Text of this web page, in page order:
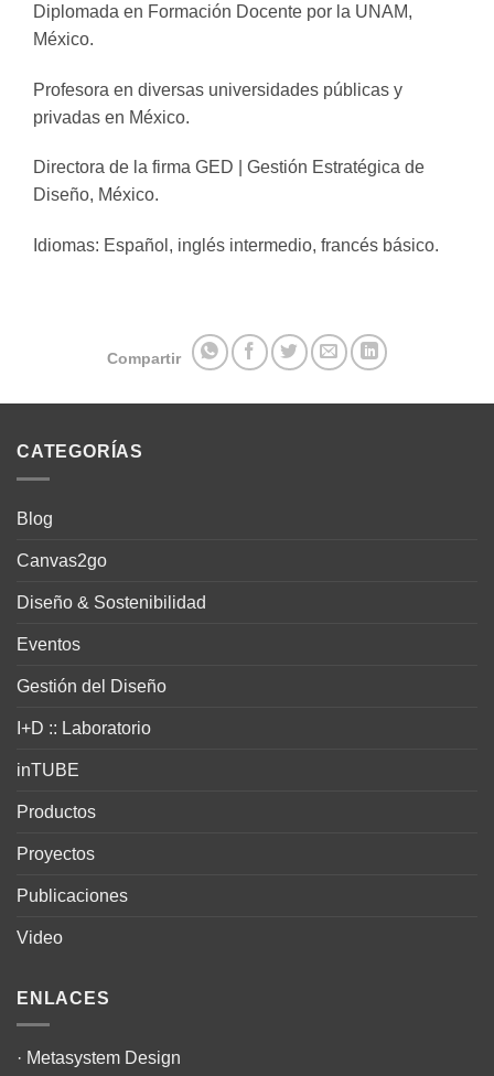
Diplomada en Formación Docente por la UNAM,
México.
Profesora en diversas universidades públicas y
privadas en México.
Directora de la firma GED | Gestión Estratégica de
Diseño, México.
Idiomas: Español, inglés intermedio, francés básico.
Compartir
CATEGORÍAS
Blog
Canvas2go
Diseño & Sostenibilidad
Eventos
Gestión del Diseño
I+D :: Laboratorio
inTUBE
Productos
Proyectos
Publicaciones
Video
ENLACES
· Metasystem Design